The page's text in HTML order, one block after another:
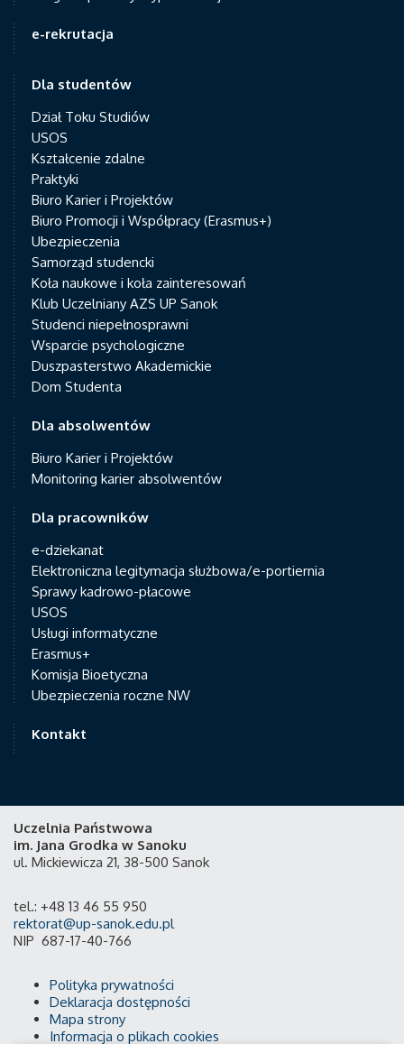
e-rekrutacja
Dla studentów
Dział Toku Studiów
USOS
Kształcenie zdalne
Praktyki
Biuro Karier i Projektów
Biuro Promocji i Współpracy (Erasmus+)
Ubezpieczenia
Samorząd studencki
Koła naukowe i koła zainteresowań
Klub Uczelniany AZS UP Sanok
Studenci niepełnosprawni
Wsparcie psychologiczne
Duszpasterstwo Akademickie
Dom Studenta
Dla absolwentów
Biuro Karier i Projektów
Monitoring karier absolwentów
Dla pracowników
e-dziekanat
Elektroniczna legitymacja służbowa/e-portiernia
Sprawy kadrowo-płacowe
USOS
Usługi informatyczne
Erasmus+
Komisja Bioetyczna
Ubezpieczenia roczne NW
Kontakt
Uczelnia Państwowa
im. Jana Grodka w Sanoku
ul. Mickiewicza 21, 38-500 Sanok
tel.: +48 13 46 55 950
rektorat@up-sanok.edu.pl
NIP 687-17-40-766
Polityka prywatności
Deklaracja dostępności
Mapa strony
Informacja o plikach cookies